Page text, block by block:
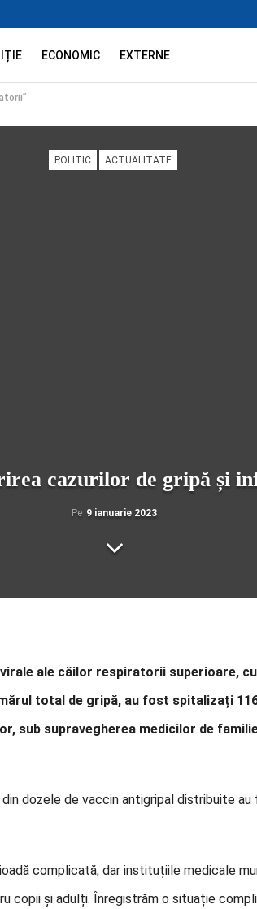
ECONOMIC EXTERNE
POLITIC ACTUALITATE
cazurilor de gripă și
Pe 9 ianuarie 2023
ale căilor respiratorii superioare,
total de gripă, au fost spitalizați
sub supravegherea medicilor de
din dozele de vaccin antigripal distribuite
complicată, dar instituțiile medicale
copii și adulți. Înregistrăm o situație